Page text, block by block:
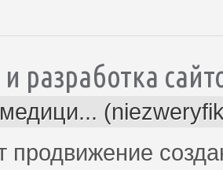
разработка
продвижение